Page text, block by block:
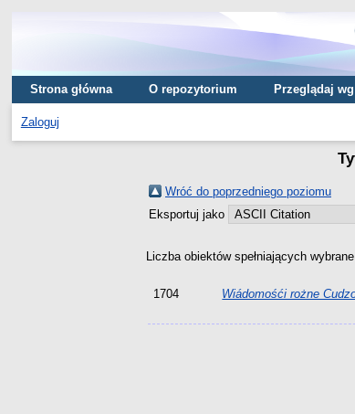
Strona główna O repozytorium Przeglądaj
Zaloguj
Wróć do poprzedniego poziomu
Eksportuj jako
Liczba obiektów spełniających
1704 Wiádomośći rożne